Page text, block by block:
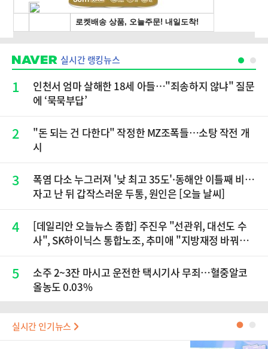
실시간 랭킹뉴스
1
인천서 엄마 살해한 18세 아들…"죄송하지 않냐" 질문
에 ‘묵묵부답’
2
"돈 되는 건 다한다" 작정한 MZ조폭들…소탕 작전 개
시
3
폭염 다소 누그러져 '낮 최고 35도'·동해안 이틀째 비…
자고 난 뒤 갑작스러운 두통, 원인은 [오늘 날씨]
4
[데일리안 오늘뉴스 종합] 주진우 "선관위, 대선도 수
사", SK하이닉스 통합노조, 추미애 "지방재정 바꿔
5
소주 2~3잔 마시고 운전한 택시기사 무죄…혈중알코
올농도 0.03%
실시간 인기뉴스 ●